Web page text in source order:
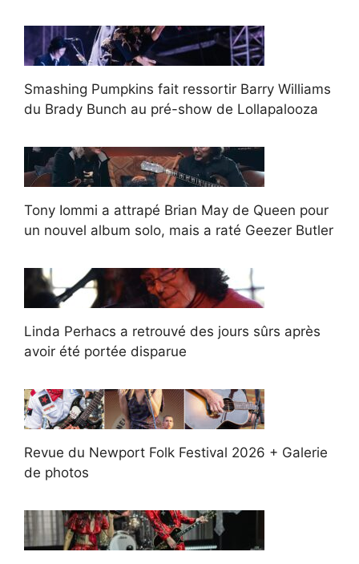
Smashing Pumpkins fait ressortir Barry Williams
du Brady Bunch au pré-show de Lollapalooza
Tony Iommi a attrapé Brian May de Queen pour
un nouvel album solo, mais a raté Geezer Butler
Linda Perhacs a retrouvé des jours sûrs après
avoir été portée disparue
Revue du Newport Folk Festival 2026 + Galerie
de photos